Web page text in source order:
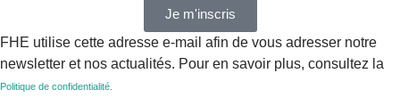
Je m'inscris
FHE utilise cette adresse e-mail afin de vous adresser notre
newsletter et nos actualités. Pour en savoir plus, consultez la
Politique de confidentialité.